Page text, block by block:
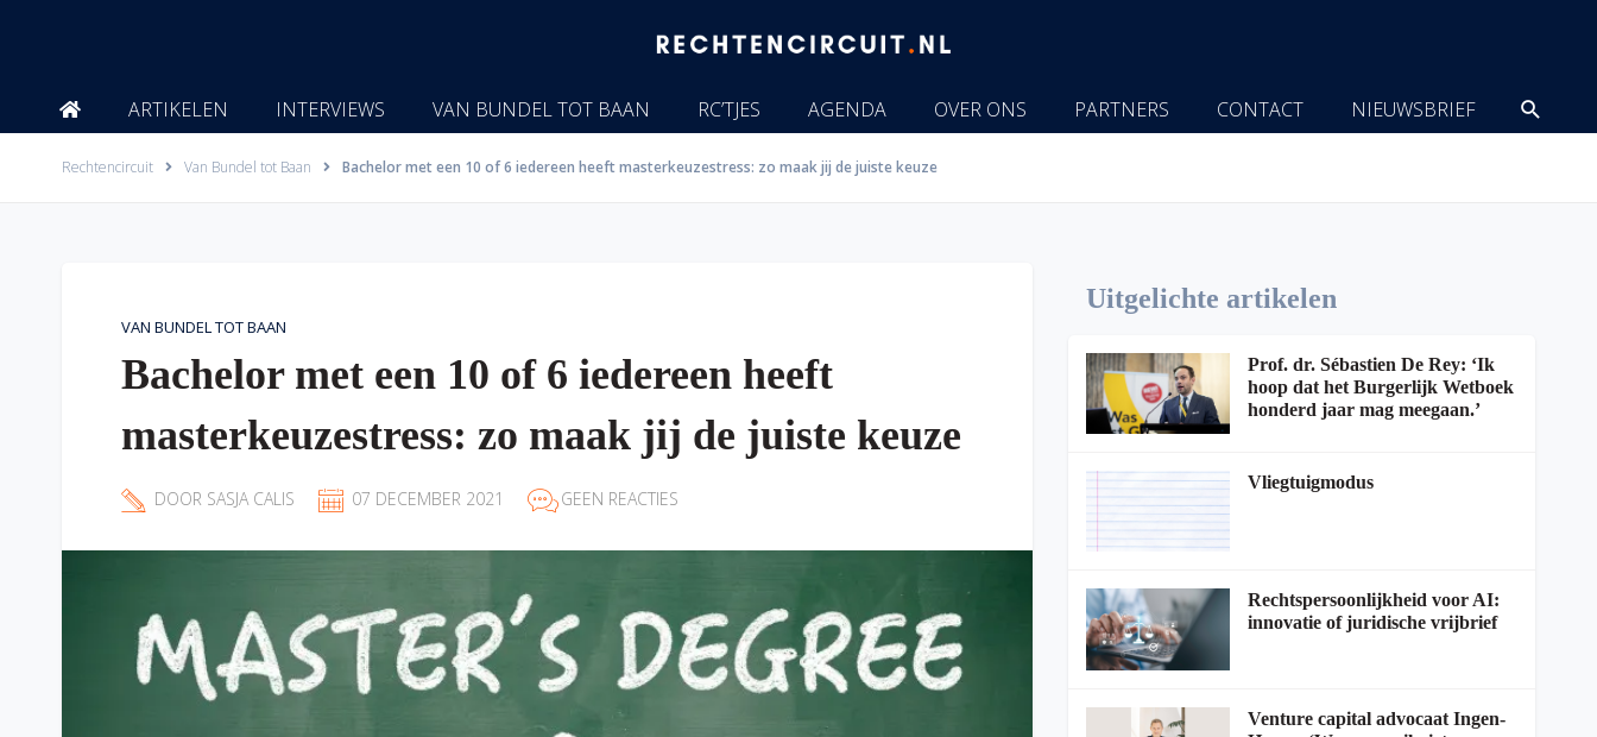
ARTIKELEN INTERVIEWS VAN BUNDEL TOT BAAN RC’TJES AGENDA OVER ONS PARTNERS CONTACT NIEUWSBRIEF
Rechtencircuit Van Bundel tot Baan Bachelor met een 10 of 6 iedereen heeft masterkeuzestress: zo maak jij de juiste keuze
VAN BUNDEL TOT BAAN
Bachelor met een 10 of 6 iedereen heeft
masterkeuzestress: zo maak jij de juiste keuze
DOOR SASJA CALIS 07 DECEMBER 2021 GEEN REACTIES
Uitgelichte artikelen
Prof. dr. Sébastien De Rey: ‘Ik
hoop dat het Burgerlijk Wetboek
honderd jaar mag meegaan.’
Vliegtuigmodus
Rechtspersoonlijkheid voor AI:
innovatie of juridische vrijbrief
Venture capital advocaat Ingen-